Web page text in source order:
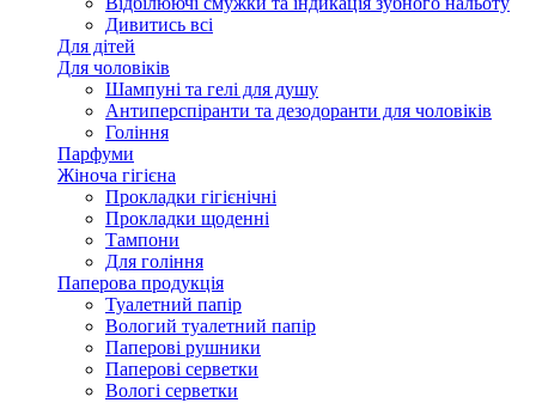
Дивитись всі
Для дітей
Для чоловіків
Шампуні та гелі для душу
Антиперспіранти та дезодоранти для чоловіків
Гоління
Парфуми
Жіноча гігієна
Прокладки гігієнічні
Прокладки щоденні
Тампони
Для гоління
Паперова продукція
Туалетний папір
Вологий туалетний папір
Паперові рушники
Паперові серветки
Вологі серветки